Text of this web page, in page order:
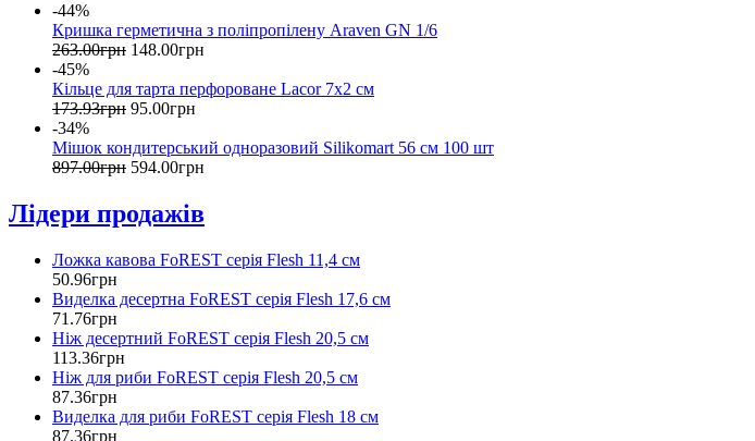
-44%
Кришка герметична з поліпропілену Araven GN 1/6
263.00грн 148.00грн
-45%
Кільце для тарта перфороване Lacor 7х2 см
173.93грн 95.00грн
-34%
Мішок кондитерський одноразовий Silikomart 56 см 100 шт
897.00грн 594.00грн
Лідери продажів
Ложка кавова FoREST серія Flesh 11,4 см
50.96грн
Виделка десертна FoREST серія Flesh 17,6 см
71 .76грн
Ніж десертний FoREST серія Flesh 20,5 см
113.36грн
Ніж для риби FoREST серія Flesh 20,5 см
87.36грн
Виделка для риби FoREST серія Flesh 18 см
87.36грн